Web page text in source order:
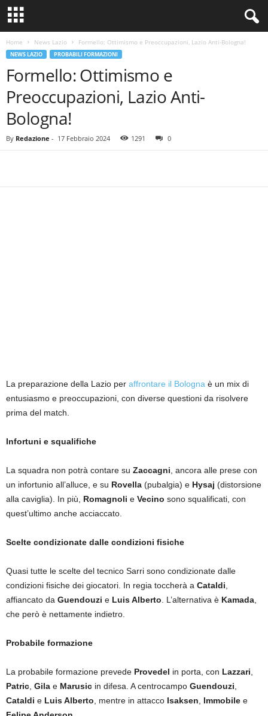
Home News Lazio Formello: Ottimismo e Preoccupazioni, Lazio Anti-Bologna!
NEWS LAZIO PROBABILI FORMAZIONI
Formello: Ottimismo e
Preoccupazioni, Lazio Anti-
Bologna!
By Redazione - 17 Febbraio 2024 1291 0
La preparazione della Lazio per affrontare il Bologna è un mix di
entusiasmo e preoccupazioni, con diverse questioni da risolvere
prima del match.
Infortuni e squalifiche
La squadra non potrà contare su Zaccagni , ancora alle prese con
un infortunio all’alluce, e su Rovella (pubalgia) e Hysaj (distorsione
alla caviglia). In più, Romagnoli e Vecino sono squalificati, con
quest’ultimo anche acciaccato.
Scelte condizionate dalle condizioni fisiche
Quasi tutte le scelte del tecnico Sarri sono condizionate dalle
condizioni fisiche dei giocatori. In regia toccherà a Cataldi
affiancato da Guendouzi e Luis Alberto . L’alternativa è Kamada
che però è nettamente indietro.
Probabile formazione
La probabile formazione prevede Provedel in porta, con Lazzari
Patric Gila e Marusic in difesa. A centrocampo Guendouzi
Cataldi e Luis Alberto , mentre in attacco Isaksen Immobile e